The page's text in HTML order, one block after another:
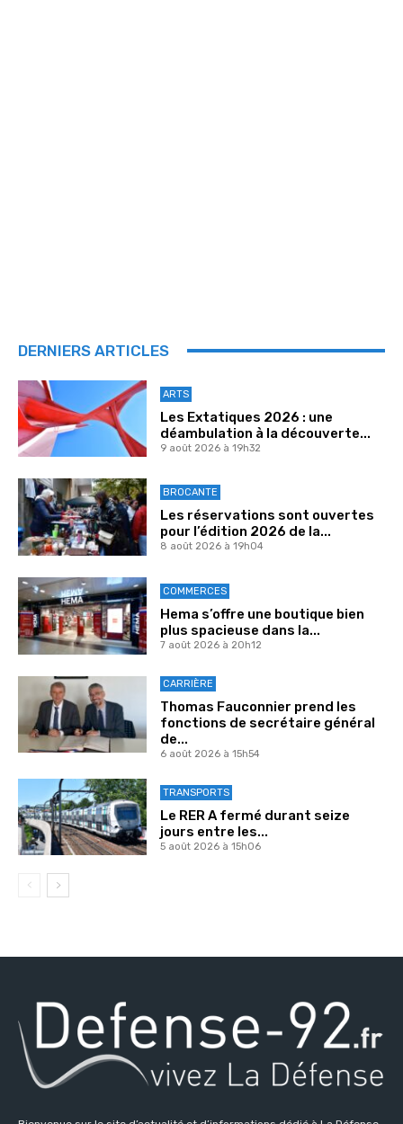
DERNIERS ARTICLES
ARTS
Les Extatiques 2026 : une
déambulation à la découverte...
9 août 2026 à 19h32
BROCANTE
Les réservations sont ouvertes
pour l’édition 2026 de la...
8 août 2026 à 19h04
COMMERCES
Hema s’offre une boutique bien
plus spacieuse dans la...
7 août 2026 à 20h12
CARRIÈRE
Thomas Fauconnier prend les
fonctions de secrétaire général
de...
6 août 2026 à 15h54
TRANSPORTS
Le RER A fermé durant seize
jours entre les...
5 août 2026 à 15h06